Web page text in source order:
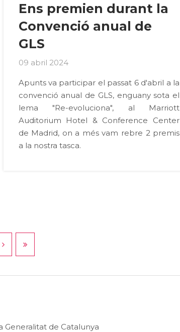
Ens premien durant la
Convenció anual de
GLS
09 abril 2024
Apunts va participar el passat 6 d'abril a la
convenció anual de GLS, enguany sota el
lema "Re-evoluciona", al Marriott
Auditorium Hotel & Conference Center
de Madrid, on a més vam rebre 2 premis
a la nostra tasca.
Generalitat de Catalunya